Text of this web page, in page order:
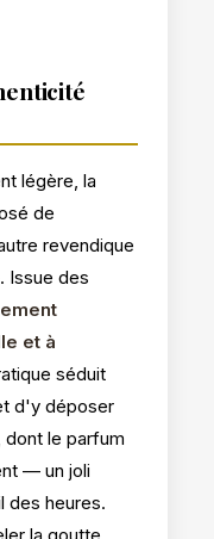
légère, la
de
revendique
Issue des
et à
séduit
d'y déposer
le parfum
— un joli
des heures.